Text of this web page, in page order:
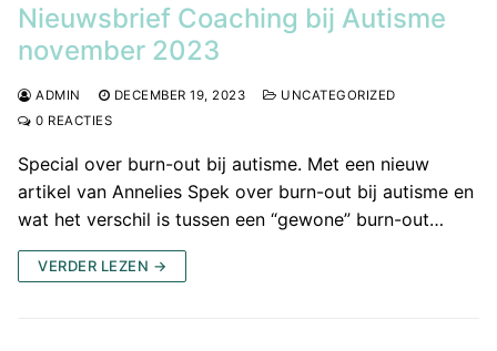
Nieuwsbrief Coaching bij Autisme
november 2023
ADMIN DECEMBER 19, 2023
UNCATEGORIZED
0 REACTIES
Special over burn-out bij autisme. Met een nieuw
artikel van Annelies Spek over burn-out bij autisme en
wat het verschil is tussen een “gewone” burn-out…
VERDER LEZEN →